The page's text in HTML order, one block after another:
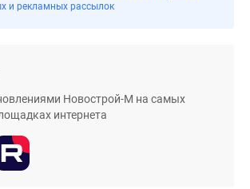
и рекламных рассылок
Новострой-М на самых
интернета